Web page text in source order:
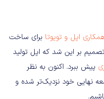
اپل و تویوتا برای ساخت
بر این شد که اپل تولید
پیش ببرد. اکنون به نظر
نهایی خود نزدیک‌تر شده و